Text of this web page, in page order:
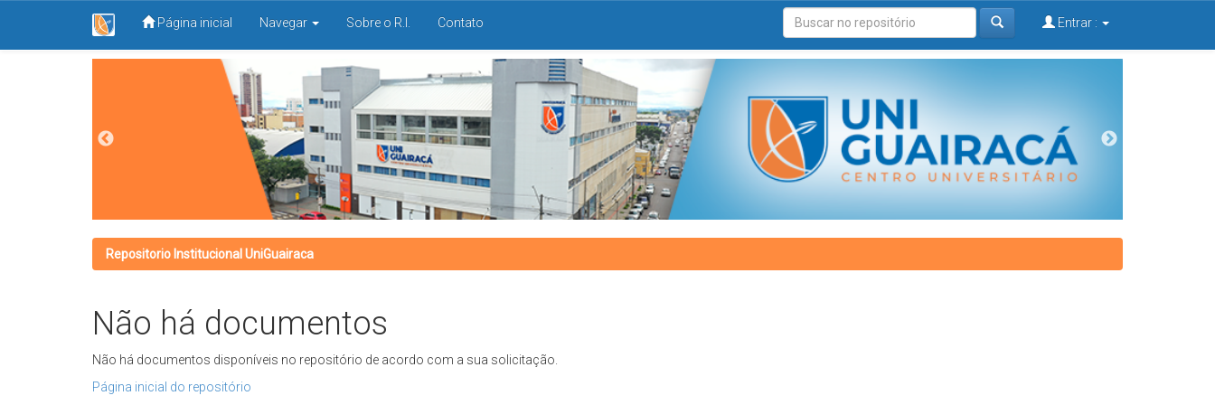
Página inicial Navegar Sobre o R.I. Contato Entrar :
Repositorio Institucional UniGuairaca
Não há documentos
Não há documentos disponíveis no repositório de acordo com a sua solicitação.
Página inicial do repositório